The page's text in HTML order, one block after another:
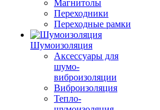
Магнитолы
Переходники
Переходные рамки
Шумоизоляция
Аксессуары для
шумо-
виброизоляции
Виброизоляция
Тепло-